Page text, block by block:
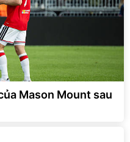
Mason Mount sau